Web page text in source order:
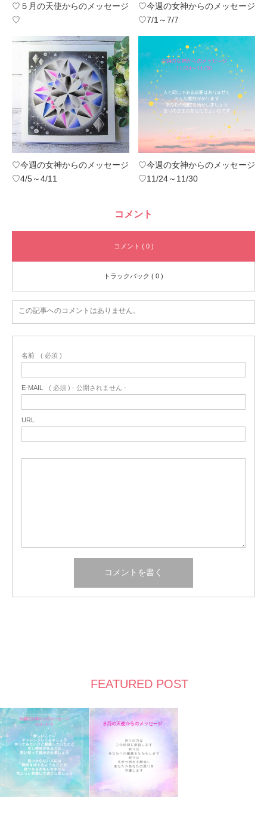
♡５月の天使からのメッセージ
♡
♡今週の女神からのメッセージ
♡7/1～7/7
♡今週の女神からのメッセージ
♡4/5～4/11
♡今週の女神からのメッセージ
♡11/24～11/30
コメント
コメント ( 0 )
トラックバック ( 0 )
この記事へのコメントはありません。
名前 ( 必須 )
E-MAIL ( 必須 ) - 公開されません -
URL
FEATURED POST